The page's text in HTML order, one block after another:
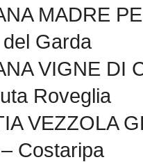
MADRE
Garda
VIGNE DI
Roveglia
VEZZOLA
Costaripa